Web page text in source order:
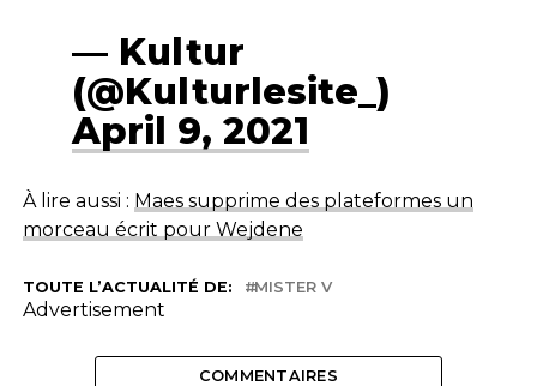
— Kultur
(@Kulturlesite_)
April 9, 2021
À lire aussi : Maes supprime des plateformes un
morceau écrit pour Wejdene
TOUTE L’ACTUALITÉ DE: MISTER V
Advertisement
COMMENTAIRES